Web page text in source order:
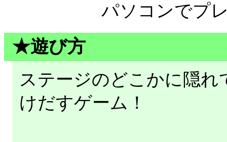
パソコンでプ
★遊び方
ステージのどこかに隠
けだすゲーム！